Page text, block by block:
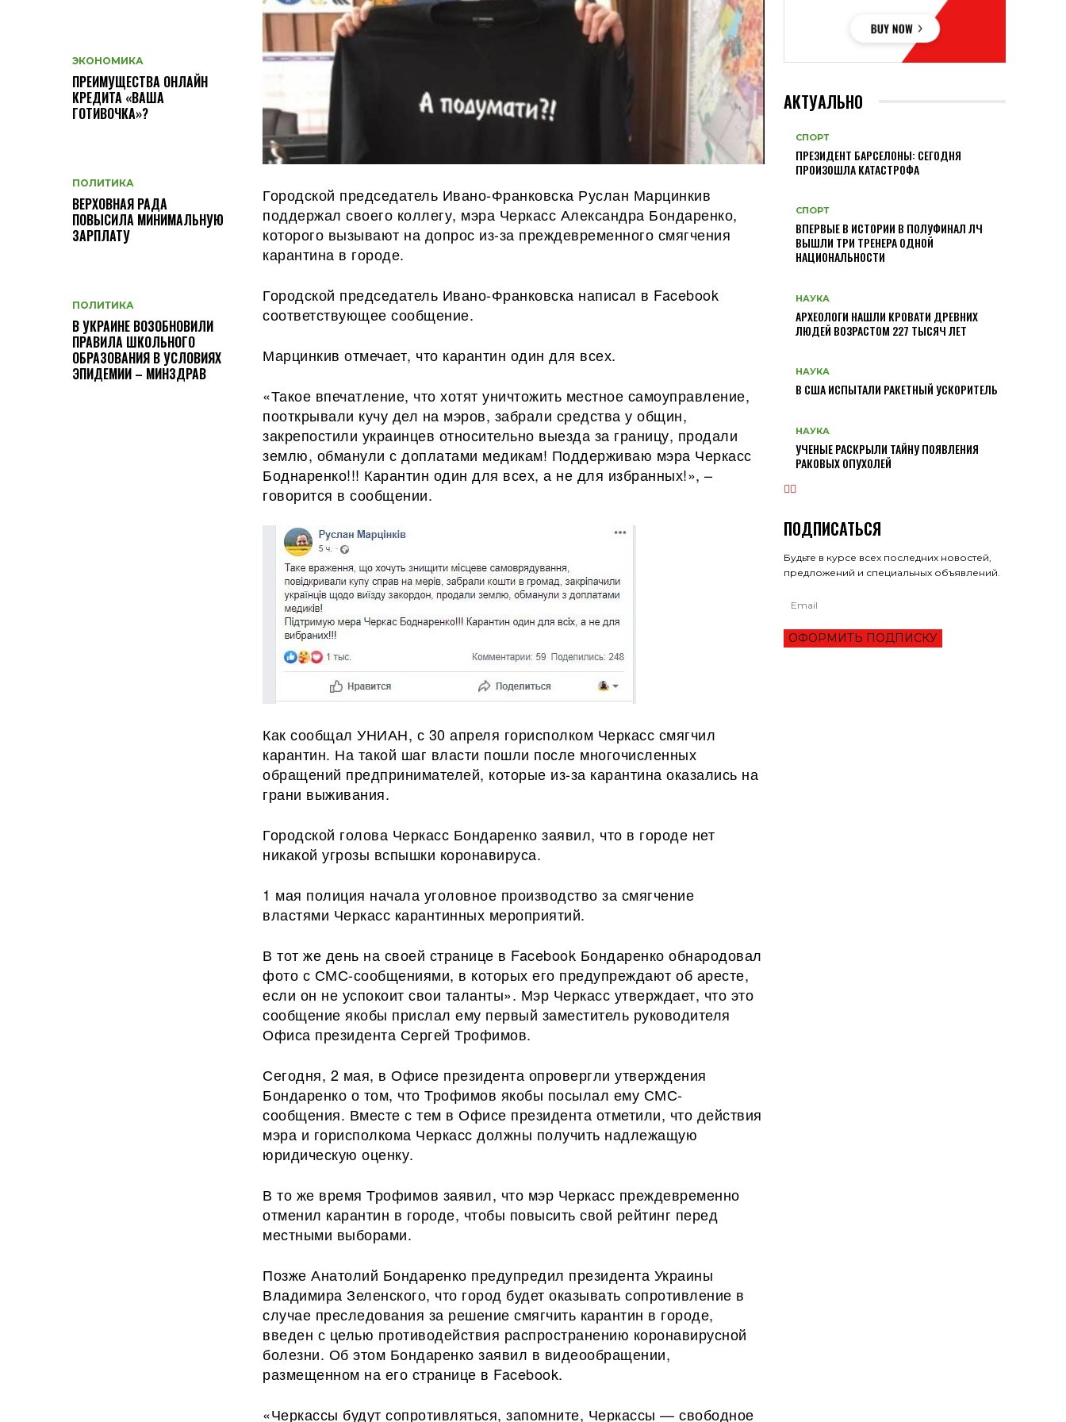
ЭКОНОМИКА
ПРЕИМУЩЕСТВА ОНЛАЙН
КРЕДИТА «ВАША
ГОТИВОЧКА»?
ПОЛИТИКА
ВЕРХОВНАЯ РАДА
ПОВЫСИЛА МИНИМАЛЬНУЮ
ЗАРПЛАТУ
ПОЛИТИКА
В УКРАИНЕ ВОЗОБНОВИЛИ
ПРАВИЛА ШКОЛЬНОГО
ОБРАЗОВАНИЯ В УСЛОВИЯХ
ЭПИДЕМИИ – МИНЗДРАВ
Городской председатель Ивано-Франковска Руслан Марцинкив
поддержал своего коллегу, мэра Черкасс Александра Бондаренко,
которого вызывают на допрос из-за преждевременного смягчения
карантина в городе.
Городской председатель Ивано-Франковска написал в Facebook
соответствующее сообщение.
Марцинкив отмечает, что карантин один для всех.
«Такое впечатление, что хотят уничтожить местное самоуправление,
пооткрывали кучу дел на мэров, забрали средства у общин,
закрепостили украинцев относительно выезда за границу, продали
землю, обманули с доплатами медикам! Поддерживаю мэра Черкасс
Боднаренко!!! Карантин один для всех, а не для избранных!», –
говорится в сообщении.
Как сообщал УНИАН, с 30 апреля горисполком Черкасс смягчил
карантин. На такой шаг власти пошли после многочисленных
обращений предпринимателей, которые из-за карантина оказались на
грани выживания.
Городской голова Черкасс Бондаренко заявил, что в городе нет
никакой угрозы вспышки коронавируса.
1 мая полиция начала уголовное производство за смягчение
властями Черкасс карантинных мероприятий.
В тот же день на своей странице в Facebook Бондаренко обнародовал
фото с СМС-сообщениями, в которых его предупреждают об аресте,
если он не успокоит свои таланты». Мэр Черкасс утверждает, что это
сообщение якобы прислал ему первый заместитель руководителя
Офиса президента Сергей Трофимов.
Сегодня, 2 мая, в Офисе президента опровергли утверждения
Бондаренко о том, что Трофимов якобы посылал ему СМС-
сообщения. Вместе с тем в Офисе президента отметили, что действия
мэра и горисполкома Черкасс должны получить надлежащую
юридическую оценку.
В то же время Трофимов заявил, что мэр Черкасс преждевременно
отменил карантин в городе, чтобы повысить свой рейтинг перед
местными выборами.
Позже Анатолий Бондаренко предупредил президента Украины
Владимира Зеленского, что город будет оказывать сопротивление в
случае преследования за решение смягчить карантин в городе,
введен с целью противодействия распространению коронавирусной
болезни. Об этом Бондаренко заявил в видеообращении,
размещенном на его странице в Facebook.
«Черкассы будут сопротивляться, запомните, Черкассы — свободное
АКТУАЛЬНО
СПОРТ
ПРЕЗИДЕНТ БАРСЕЛОНЫ: СЕГОДНЯ
ПРОИЗОШЛА КАТАСТРОФА
СПОРТ
ВПЕРВЫЕ В ИСТОРИИ В ПОЛУФИНАЛ ЛЧ
ВЫШЛИ ТРИ ТРЕНЕРА ОДНОЙ
НАЦИОНАЛЬНОСТИ
НАУКА
АРХЕОЛОГИ НАШЛИ КРОВАТИ ДРЕВНИХ
ЛЮДЕЙ ВОЗРАСТОМ 227 ТЫСЯЧ ЛЕТ
НАУКА
В США ИСПЫТАЛИ РАКЕТНЫЙ УСКОРИТЕЛЬ
НАУКА
УЧЕНЫЕ РАСКРЫЛИ ТАЙНУ ПОЯВЛЕНИЯ
РАКОВЫХ ОПУХОЛЕЙ
ПОДПИСАТЬСЯ
Будьте в курсе всех последних новостей,
предложений и специальных объявлений.
ОФОРМИТЬ ПОДПИСКУ